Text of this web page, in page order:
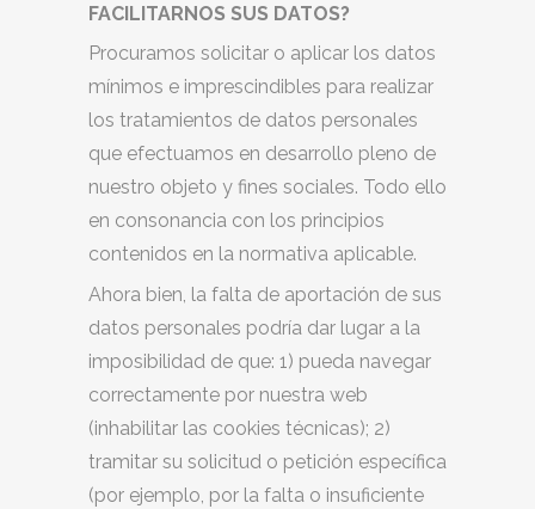
FACILITARNOS SUS DATOS?
Procuramos solicitar o aplicar los datos
mínimos e imprescindibles para realizar
los tratamientos de datos personales
que efectuamos en desarrollo pleno de
nuestro objeto y fines sociales. Todo ello
en consonancia con los principios
contenidos en la normativa aplicable.
Ahora bien, la falta de aportación de sus
datos personales podría dar lugar a la
imposibilidad de que: 1) pueda navegar
correctamente por nuestra web
(inhabilitar las cookies técnicas); 2)
tramitar su solicitud o petición específica
(por ejemplo, por la falta o insuficiente